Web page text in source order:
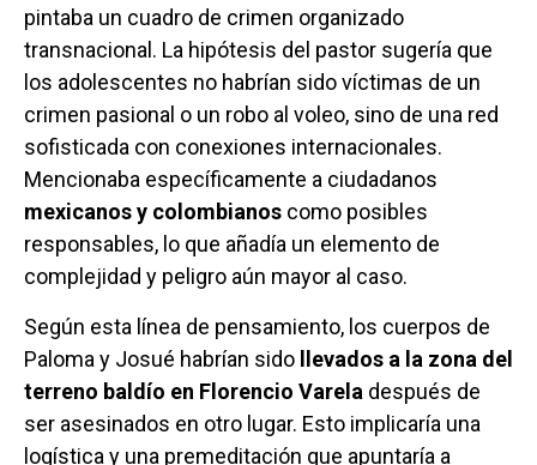
pintaba un cuadro de crimen organizado
transnacional. La hipótesis del pastor sugería que
los adolescentes no habrían sido víctimas de un
crimen pasional o un robo al voleo, sino de una red
sofisticada con conexiones internacionales.
Mencionaba específicamente a ciudadanos
mexicanos y colombianos como posibles
responsables, lo que añadía un elemento de
complejidad y peligro aún mayor al caso.
Según esta línea de pensamiento, los cuerpos de
Paloma y Josué habrían sido llevados a la zona del
terreno baldío en Florencio Varela después de
ser asesinados en otro lugar. Esto implicaría una
logística y una premeditación que apuntaría a